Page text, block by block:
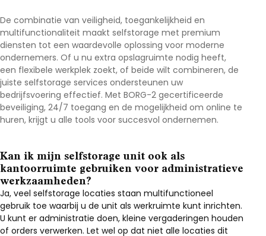
De combinatie van veiligheid, toegankelijkheid en
multifunctionaliteit maakt selfstorage met premium
diensten tot een waardevolle oplossing voor moderne
ondernemers. Of u nu extra opslagruimte nodig heeft,
een flexibele werkplek zoekt, of beide wilt combineren, de
juiste selfstorage services ondersteunen uw
bedrijfsvoering effectief. Met BORG-2 gecertificeerde
beveiliging, 24/7 toegang en de mogelijkheid om online te
huren, krijgt u alle tools voor succesvol ondernemen.
Kan ik mijn selfstorage unit ook als
kantoorruimte gebruiken voor administratieve
werkzaamheden?
Ja, veel selfstorage locaties staan multifunctioneel
gebruik toe waarbij u de unit als werkruimte kunt inrichten.
U kunt er administratie doen, kleine vergaderingen houden
of orders verwerken. Let wel op dat niet alle locaties dit